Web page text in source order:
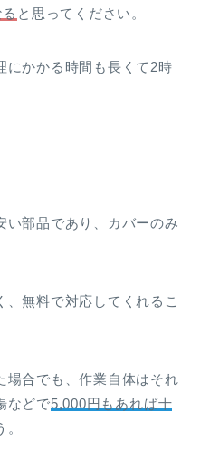
と思ってください。
にかかる時間も長くて2時
い部品であり、カバーのみ
無料で対応してくれるこ
場合でも、作業自体はそれ
などで5,000円もあれば十